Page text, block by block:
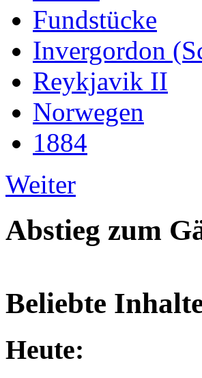
Fundstücke
Invergordon
Reykjavik II
Norwegen
1884
Weiter
Abstieg zum
Beliebte
Heute: